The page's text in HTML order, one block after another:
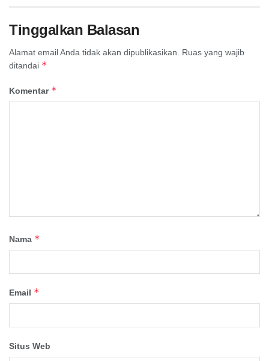
Tinggalkan Balasan
Alamat email Anda tidak akan dipublikasikan.
Ruas yang wajib
ditandai *
Komentar *
Nama *
Email *
Situs Web